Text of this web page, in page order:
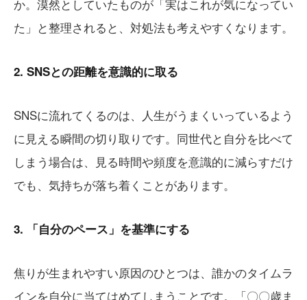
か。漠然としていたものが「実はこれが気になってい
た」と整理されると、対処法も考えやすくなります。
2. SNSとの距離を意識的に取る
SNSに流れてくるのは、人生がうまくいっているよう
に見える瞬間の切り取りです。同世代と自分を比べて
しまう場合は、見る時間や頻度を意識的に減らすだけ
でも、気持ちが落ち着くことがあります。
3. 「自分のペース」を基準にする
焦りが生まれやすい原因のひとつは、誰かのタイムラ
インを自分に当てはめてしまうことです。「〇〇歳ま